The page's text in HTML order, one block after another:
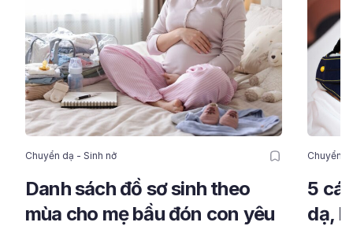
Chuyển dạ - Sinh nở
Danh sách đồ sơ sinh theo
mùa cho mẹ bầu đón con yêu
Chuyển
5
dạ,